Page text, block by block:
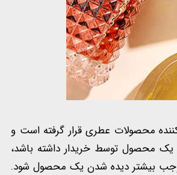
محصولات عطری قرار گرفته است و
محصول توسط خریدار داشته باشد،
موجب بیشتر دیده شدن یک محصول شود.